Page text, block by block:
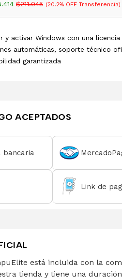
$211.045 (20.2% OFF Transferencia)
y activar Windows con una
automáticas, soporte técnico
garantizada
ACEPTADOS
bancaria
Link de
está incluida con la
tienda y tiene una duración